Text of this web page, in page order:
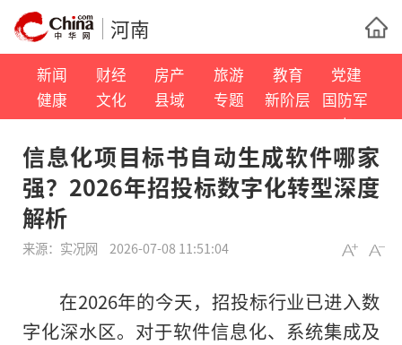
河南
新闻 财经 房产 旅游 教育
党建
健康
文化 县域 专题 新阶层
国防军
事
信息化项目标书自动生成软件哪家
强？2026年招投标数字化转型深度
解析
来源： 实况网 2026-07-08 11:51:04
在2026年的今天，招投标行业已进入数
字化深水区。对于软件信息化、系统集成及